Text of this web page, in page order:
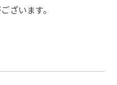
ざいます。